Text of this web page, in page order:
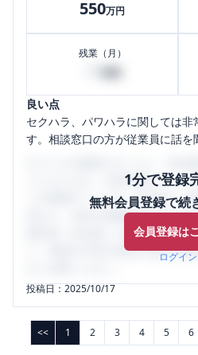
550万円
残業（月）
良い点
セクハラ、パワハラに関しては非
す。相談窓口の方が従業員に話を
1分で登録
無料会員登録で続
会員登録は
ログイン
うになります。SHEHUB(シーハ
ミの投稿サイトです。給与面・女
判など、女性の転職は気にすべき
輩社員（元社員）の口コミを通し
り、将来の不安や現在の悩みを解
投稿日：2025/10/17
<< 1 2 3 4 5 6